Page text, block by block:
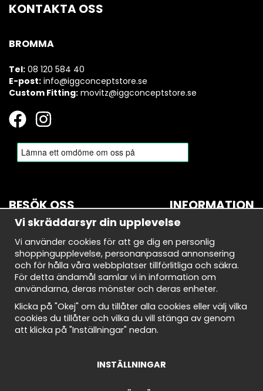
KONTAKTA OSS
BROMMA
Tel: 08 120 584 40
E-post: info@iggconceptstore.se
Custom Fitting: movitz@iggconceptstore.se
BESÖK OSS
Bryggerivägen 10
168 67 Bromma
Öppettider:
Måndag-torsdag: 10-18
Fredag: 10-18
Lördag: 10-18
Söndag: 10-18
INFORMATION
Nyhetsbrev
Avtalskund
Demodagar
Integritetspolicy
Om cookies
Cookie Inställningar
Köpvillkor
Vi skräddarsyr din upplevelse
Vi använder cookies för att ge dig en personlig
shoppingupplevelse, personanpassad annonsering
och för hålla våra webbplatser tillförlitliga och säkra.
För detta ändamål samlar vi in information om
användarna, deras mönster och deras enheter.
Klicka på "Okej" om du tillåter alla cookies eller välj vilka
cookies du tillåter och vilka du vill stänga av genom
att klicka på "Inställningar" nedan.
INSTÄLLNINGAR